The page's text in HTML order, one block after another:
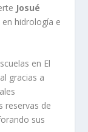
Josué
hidrología e
en El
gracias a
reservas de
sus